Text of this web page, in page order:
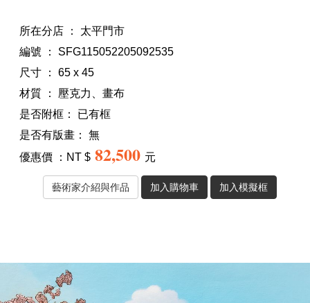
所在分店 ： 太平門市
編號 ： SFG115052205092535
尺寸 ： 65 x 45
材質 ： 壓克力、畫布
是否附框：
已有框
是否有版畫：
無
優惠價 ：NT $ 82,500 元